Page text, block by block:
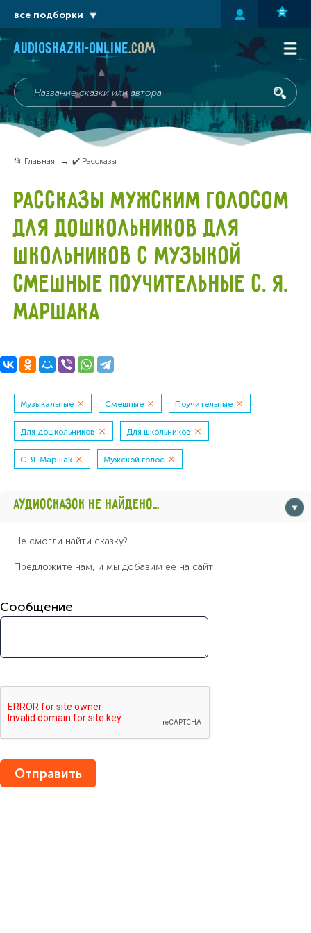
audioskazki-online.com
📂 Главная ✔️ Рассказы
РАССКАЗЫ МУЖСКИМ ГОЛОСОМ
ДЛЯ ДОШКОЛЬНИКОВ ДЛЯ
ШКОЛЬНИКОВ С МУЗЫКОЙ
СМЕШНЫЕ ПОУЧИТЕЛЬНЫЕ С. Я.
МАРШАКА
Музыкальные Смешные Поучительные
Для дошкольников Для школьников
С. Я. Маршак Мужской голос
АУДИОСКАЗОК НЕ НАЙДЕНО...
Не смогли найти сказку?
Предложите нам, и мы добавим ее на сайт
Сообщение
все подборки